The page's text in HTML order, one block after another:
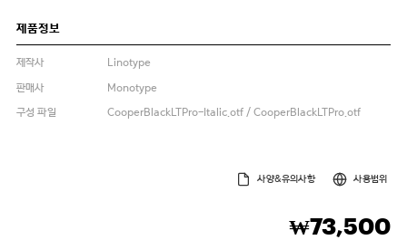
제품정보
제작사
Linotype
판매사
Monotype
구성 파일
CooperBlackLTPro-Italic.otf / CooperBlackLTPro.otf
사양&유의사항 사용범위
₩73,500